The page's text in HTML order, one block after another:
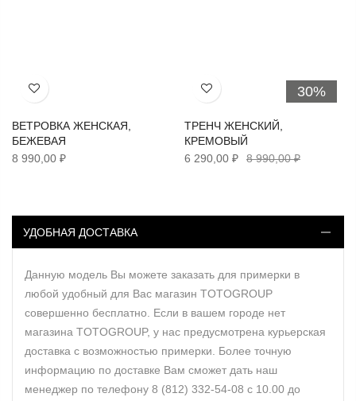
Хочу!
ВЕТРОВКА ЖЕНСКАЯ,
БЕЖЕВАЯ
8 990,00 ₽
30%
Хочу!
ТРЕНЧ ЖЕНСКИЙ,
КРЕМОВЫЙ
6 290,00 ₽
8 990,00 ₽
УДОБНАЯ ДОСТАВКА
Данную модель Вы можете заказать для примерки в
любой удобный для Вас магазин TOTOGROUP
совершенно бесплатно. Если в вашем городе нет
магазина TOTOGROUP, у нас предусмотрена курьерская
доставка с возможностью примерки. Более точную
информацию по доставке Вам сможет дать наш
менеджер по телефону 8 (812) 332-54-08 с 10.00 до